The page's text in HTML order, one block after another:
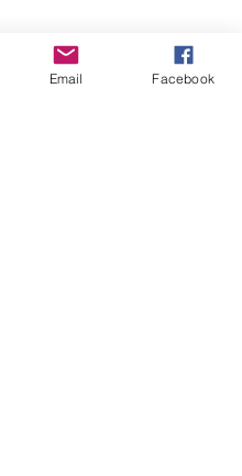
Email Facebook